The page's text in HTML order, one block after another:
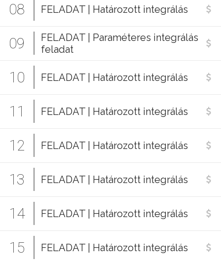
08 FELADAT | Határozott integrálás
09
FELADAT | Paraméteres integrálás
feladat
10 FELADAT | Határozott integrálás
11 FELADAT | Határozott integrálás
12 FELADAT | Határozott integrálás
13 FELADAT | Határozott integrálás
14 FELADAT | Határozott integrálás
15 FELADAT | Határozott integrálás